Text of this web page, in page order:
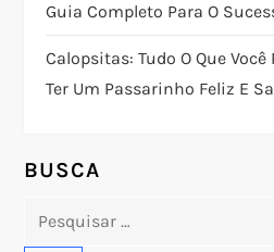
d
e
o
s
Guia Completo Para O
Calopsitas: Tudo O Que
Ter Um Passarinho Feliz E
BUSCA
Pesquisar